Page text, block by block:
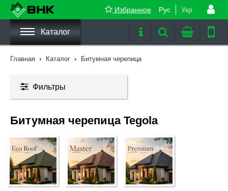
Рус Укр
Избранное
Каталог
Главная › Каталог › Битумная черепица
Фильтры
Битумная черепица Tegola